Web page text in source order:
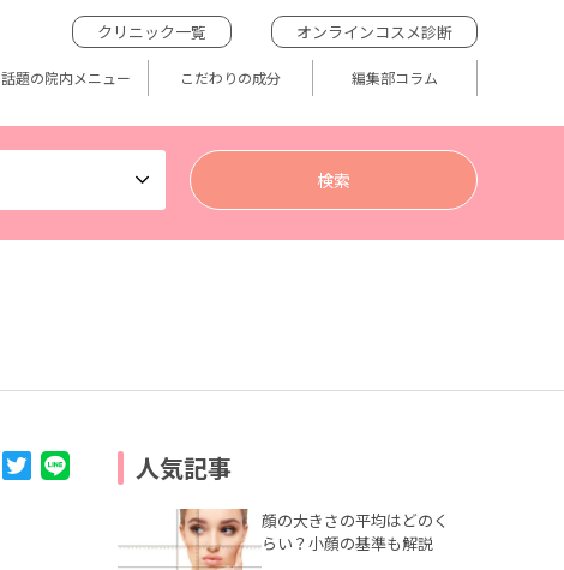
クリニック一覧 オンラインコスメ診断
話題の院内メニュー こだわりの成分 編集部コラム
人気記事
顔の大きさの平均はどのく
らい？小顔の基準も解説